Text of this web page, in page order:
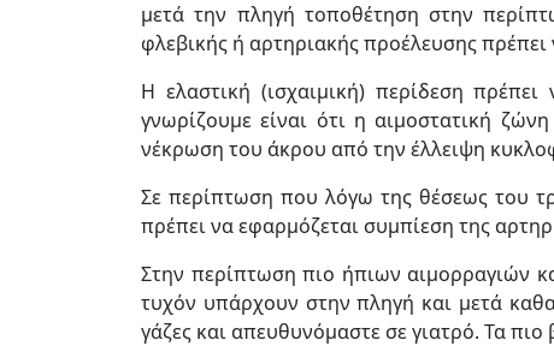
μετά την πληγή τοποθέτηση στην
φλεβικής ή αρτηριακής προέλευσης
Η ελαστική (ισχαιμική) περίδεση
γνωρίζουμε είναι ότι η αιμοστατική
νέκρωση του άκρου από την έλλειψη
Σε περίπτωση που λόγω της θέσεως του
πρέπει να εφαρμόζεται συμπίεση της
Στην περίπτωση πιο ήπιων αιμορραγιών
τυχόν υπάρχουν στην πληγή και μετά
γάζες και απευθυνόμαστε σε γιατρό. Τα